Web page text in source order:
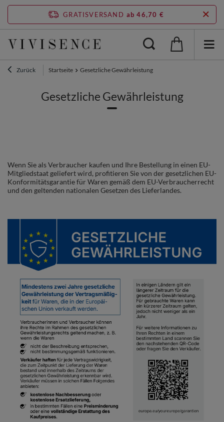
GRATISVERSAND ab 46,70 €
Zurück Startseite Gesetzliche Gewährleistung
Gesetzliche Gewährleistung
Wenn Sie als Verbraucher kaufen und Ihre Bestellung in einen EU-
Mitgliedstaat geliefert wird, profitieren Sie von der gesetzlichen EU-
Konformitätsgarantie für Waren gemäß dem EU-Verbraucherrecht
und den geltenden nationalen Gesetzen des Lieferlandes.